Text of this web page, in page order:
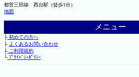
都営三田線 西台駅（徒歩1分）
地図
メニュー
├初めての方へ
├ よくあるお問い合わせ
├ご利用規約
└ﾌﾟﾗｲﾊﾞｼｰﾎﾟﾘｼｰ